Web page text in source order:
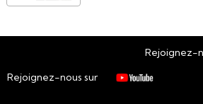
Rejoignez-nous
Rejoignez-nous sur